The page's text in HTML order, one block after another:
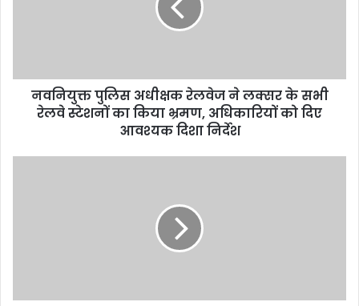
नवनियुक्त पुलिस अधीक्षक रेलवेज ने लक्सर के सभी
रेलवे स्टेशनों का किया भ्रमण, अधिकारियों को दिए
आवश्यक दिशा निर्देश